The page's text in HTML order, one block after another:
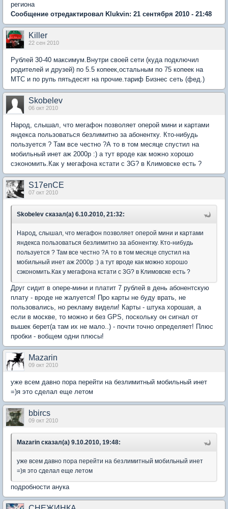
региона
Сообщение отредактировал Klukvin: 21 сентября 2010 - 21:48
Killer
22 сен 2010
Рублей 30-40 максимум.Внутри своей сети (куда подключил
родителей и друзей) по 5.5 копеек,остальным по 75 копеек на
МТС и по рупь пятьдесят на прочие.тариф Бизнес сеть (фед.)
Skobelev
06 окт 2010
Народ, слышал, что мегафон позволяет оперой мини и картами
яндекса пользоваться безлимитно за абонентку. Кто-нибудь
пользуется ? Там все честно ?А то в том месяце спустил на
мобильный инет аж 2000р :) а тут вроде как можно хорошо
сэкономить.Как у мегафона кстати с 3G? в Климовске есть ?
S17enCE
07 окт 2010
Skobelev сказал(а) 6.10.2010, 21:32:
Народ, слышал, что мегафон позволяет оперой мини и картами
яндекса пользоваться безлимитно за абонентку. Кто-нибудь
пользуется ? Там все честно ?А то в том месяце спустил на
мобильный инет аж 2000р :) а тут вроде как можно хорошо
сэкономить.Как у мегафона кстати с 3G? в Климовске есть ?
Друг сидит в опере-мини и платит 7 рублей в день абонентскую
плату - вроде не жалуется! Про карты не буду врать, не
пользовались, но рекламу видели! Карты - штука хорошая, а
если в москве, то можно и без GPS, поскольку он сигнал от
вышек берет(а там их не мало..) - почти точно определяет! Плюс
пробки - вобщем одни плюсы!
Mazarin
09 окт 2010
уже всем давно пора перейти на безлимитный мобильный инет
=)я это сделал еще летом
bbircs
09 окт 2010
Mazarin сказал(а) 9.10.2010, 19:48:
уже всем давно пора перейти на безлимитный мобильный инет
=)я это сделал еще летом
подробности анука